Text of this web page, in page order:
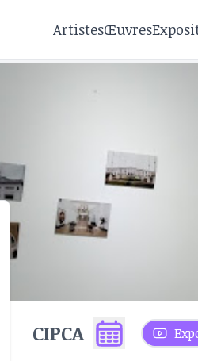
ArtistesŒuvres
CIPCA